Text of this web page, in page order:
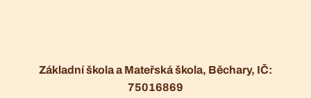
Základní škola a Mateřská škola, Běchary, IČ:
75016869